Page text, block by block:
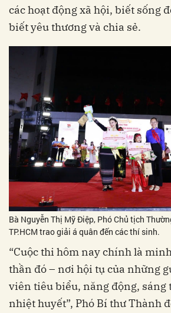
các hoạt động xã hội, biết sống
biết yêu thương và chia sẻ.
Bà Nguyễn Thị Mỹ Điệp, Phó Chủ tịch
TP.HCM trao giải á quân đến các thí sinh.
“Cuộc thi hôm nay chính là
thần đó – nơi hội tụ của những
viên tiêu biểu, năng động, sáng
nhiệt huyết”, Phó Bí thư Thành